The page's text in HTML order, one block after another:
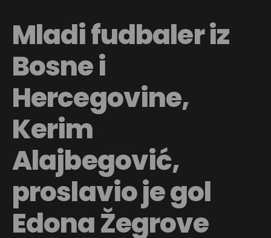
Mladi fudbaler iz
Bosne i
Hercegovine,
Kerim
Alajbegović,
proslavio je gol
Edona Žegrove